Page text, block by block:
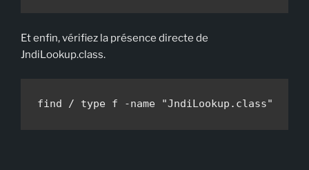
Et enfin, vérifiez la présence directe de
JndiLookup.class.
find / type f -name "JndiLookup.class"